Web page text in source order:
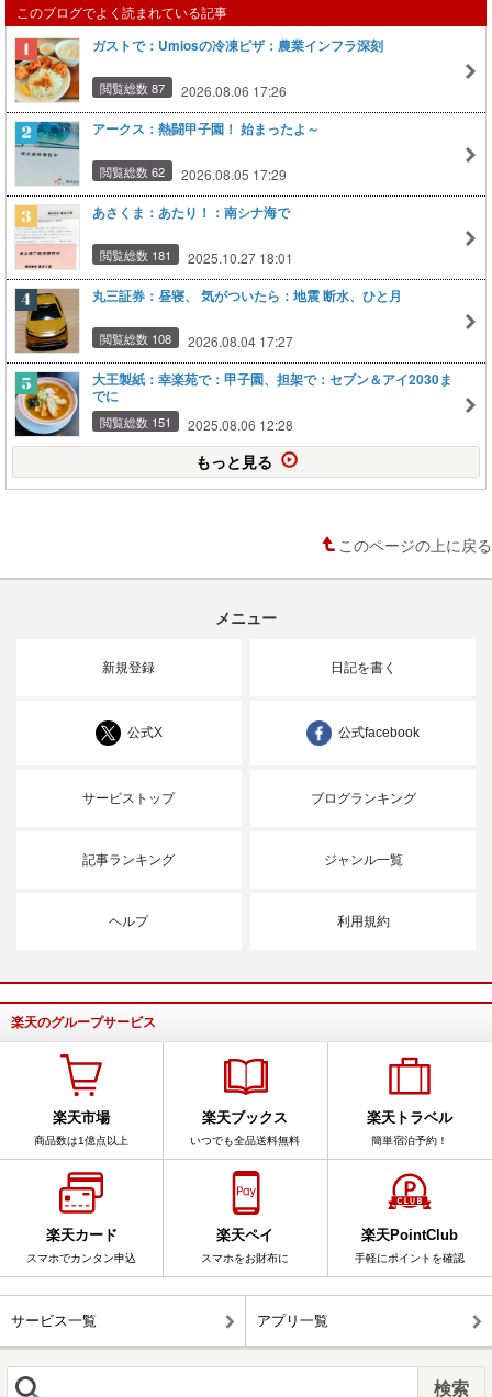
このブログでよく読まれている記事
ガストで：Umiosの冷凍ピザ：農業インフラ深刻
閲覧総数 87 2026.08.06 17:26
アークス：熱闘甲子園！ 始まったよ～
閲覧総数 62 2026.08.05 17:29
あさくま：あたり！：南シナ海で
閲覧総数 181 2025.10.27 18:01
丸三証券：昼寝、 気がついたら：地震 断水、ひと月
閲覧総数 108 2026.08.04 17:27
大王製紙：幸楽苑で：甲子園、担架で：セブン＆アイ2030ま
でに
閲覧総数 151 2025.08.06 12:28
もっと見る
このページの上に戻る
メニュー
新規登録 日記を書く
公式X 公式facebook
サービストップ ブログランキング
記事ランキング ジャンル一覧
ヘルプ 利用規約
楽天のグループサービス
楽天市場
商品数は1億点以上
楽天ブックス
いつでも全品送料無料
楽天トラベル
簡単宿泊予約！
楽天カード
スマホでカンタン申込
楽天ペイ
スマホをお財布に
楽天PointClub
手軽にポイントを確認
サービス一覧 アプリ一覧